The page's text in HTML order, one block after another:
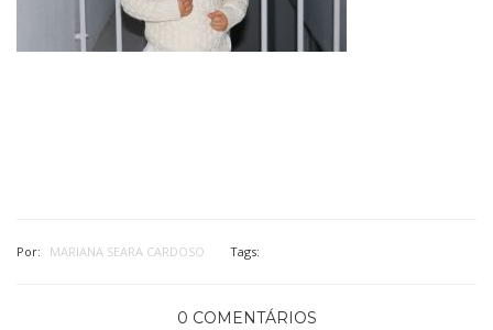
Por: MARIANA SEARA CARDOSO Tags:
0 COMENTÁRIOS